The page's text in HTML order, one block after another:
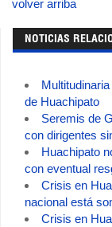
volver arriba
NOTICIAS
de Huachipato
Seremis de
con dirigentes
Huachipato
con eventual
Crisis en
nacional está
Crisis en